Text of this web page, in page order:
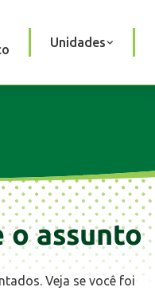
Unidades
o assunto
Veja se você foi